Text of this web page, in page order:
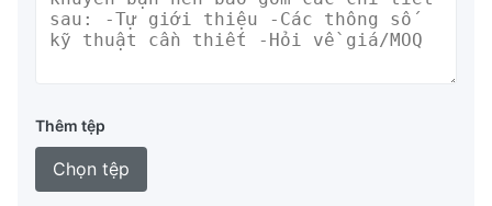
Thêm tệp
Chọn tệp